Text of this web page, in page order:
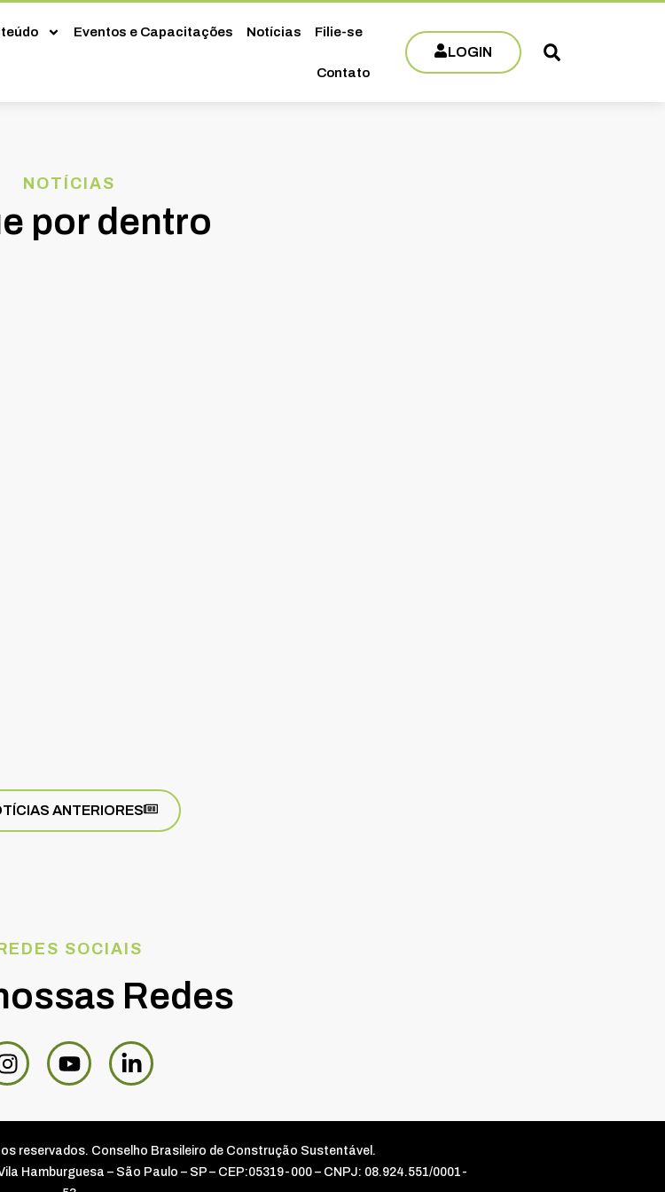
Eventos e Capacitações Notícias Filie-se
Contato
LOGIN
NOTÍCIAS
por dentro
ANTERIORES
REDES SOCIAIS
Redes
reservados. Conselho Brasileiro de Construção Sustentável.
Hamburguesa – São Paulo – SP – CEP:05319-000 – CNPJ: 08.924.551/0001-